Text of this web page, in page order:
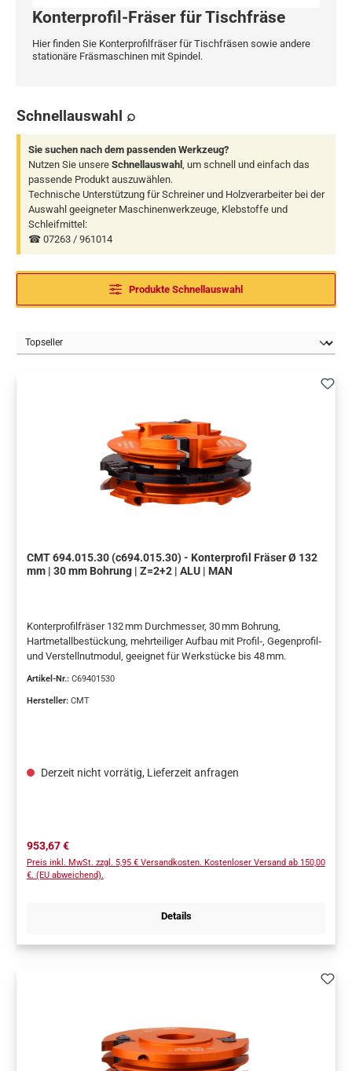
Konterprofil-Fräser für Tischfräse
Hier finden Sie Konterprofilfräser für Tischfräsen sowie andere
stationäre Fräsmaschinen mit Spindel.
Schnellauswahl ⌕
Sie suchen nach dem passenden Werkzeug?
Nutzen Sie unsere Schnellauswahl , um schnell und einfach das
passende Produkt auszuwählen.
Technische Unterstützung für Schreiner und Holzverarbeiter bei der
Auswahl geeigneter Maschinenwerkzeuge, Klebstoffe und
Schleifmittel:
☎ 07263 / 961014
Produkte Schnellauswahl
CMT 694.015.30 (c694.015.30) - Konterprofil Fräser Ø 132
mm | 30 mm Bohrung | Z=2+2 | ALU | MAN
Konterprofilfräser 132 mm Durchmesser, 30 mm Bohrung,
Hartmetallbestückung, mehrteiliger Aufbau mit Profil‑, Gegenprofil‑
und Verstellnutmodul, geeignet für Werkstücke bis 48 mm.
Artikel-Nr.: C69401530
Hersteller: CMT
Derzeit nicht vorrätig, Lieferzeit anfragen
Regulärer Preis:
953,67 €
Preis inkl. MwSt. zzgl. 5,95 € Versandkosten. Kostenloser Versand ab 150,00
€. (EU abweichend).
Details